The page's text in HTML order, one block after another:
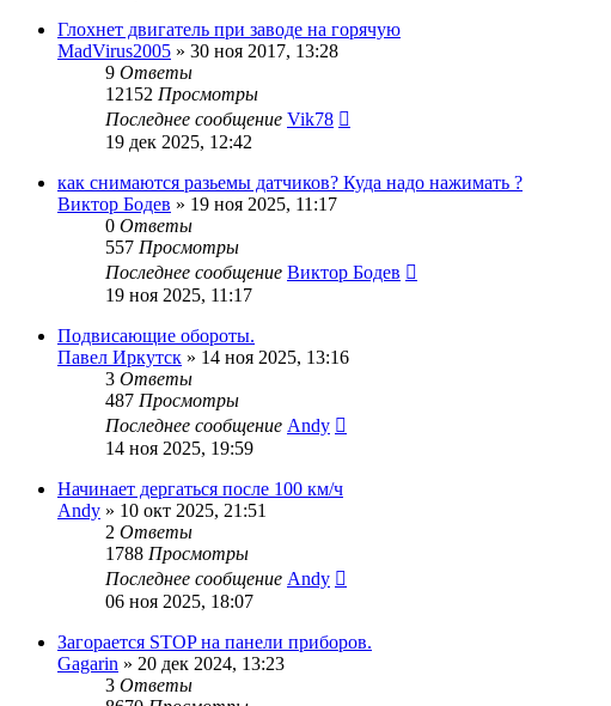
Глохнет двигатель при заводе на горячую
MadVirus2005 » 30 ноя 2017, 13:28
9 Ответы
12152 Просмотры
Последнее сообщение Vik78
19 дек 2025, 12:42
как снимаются разьемы датчиков? Куда надо нажимать ?
Виктор Бодев » 19 ноя 2025, 11:17
0 Ответы
557 Просмотры
Последнее сообщение Виктор Бодев
19 ноя 2025, 11:17
Подвисающие обороты.
Павел Иркутск » 14 ноя 2025, 13:16
3 Ответы
487 Просмотры
Последнее сообщение Andy
14 ноя 2025, 19:59
Начинает дергаться после 100 км/ч
Andy » 10 окт 2025, 21:51
2 Ответы
1788 Просмотры
Последнее сообщение Andy
06 ноя 2025, 18:07
Загорается STOP на панели приборов.
Gagarin » 20 дек 2024, 13:23
3 Ответы